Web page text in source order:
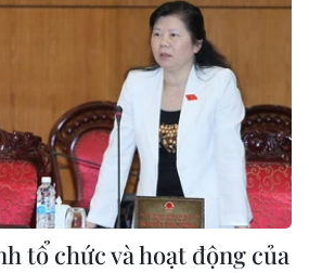
tổ chức và hoạt động của